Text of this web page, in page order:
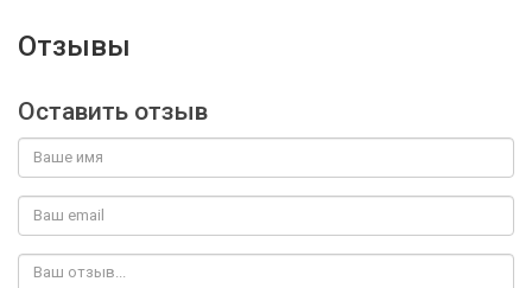
Отзывы
Оставить отзыв